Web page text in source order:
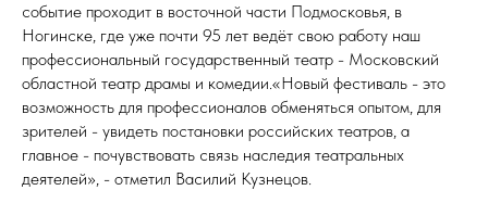
событие проходит в восточной части Подмосковья, в
Ногинске, где уже почти 95 лет ведёт свою работу наш
профессиональный государственный театр - Московский
областной театр драмы и комедии.«Новый фестиваль - это
возможность для профессионалов обменяться опытом, для
зрителей - увидеть постановки российских театров, а
главное - почувствовать связь наследия театральных
деятелей», - отметил Василий Кузнецов.